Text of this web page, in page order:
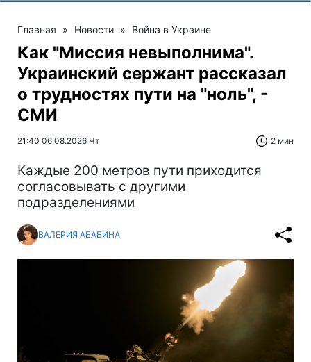
Главная » Новости » Война в Украине
Как "Миссия невыполнима".
Украинский сержант рассказал
о трудностях пути на "ноль", -
СМИ
21:40 06.08.2026 Чт 2 мин
Каждые 200 метров пути приходится
согласовывать с другими
подразделениями
ВАЛЕРИЯ АБАБИНА